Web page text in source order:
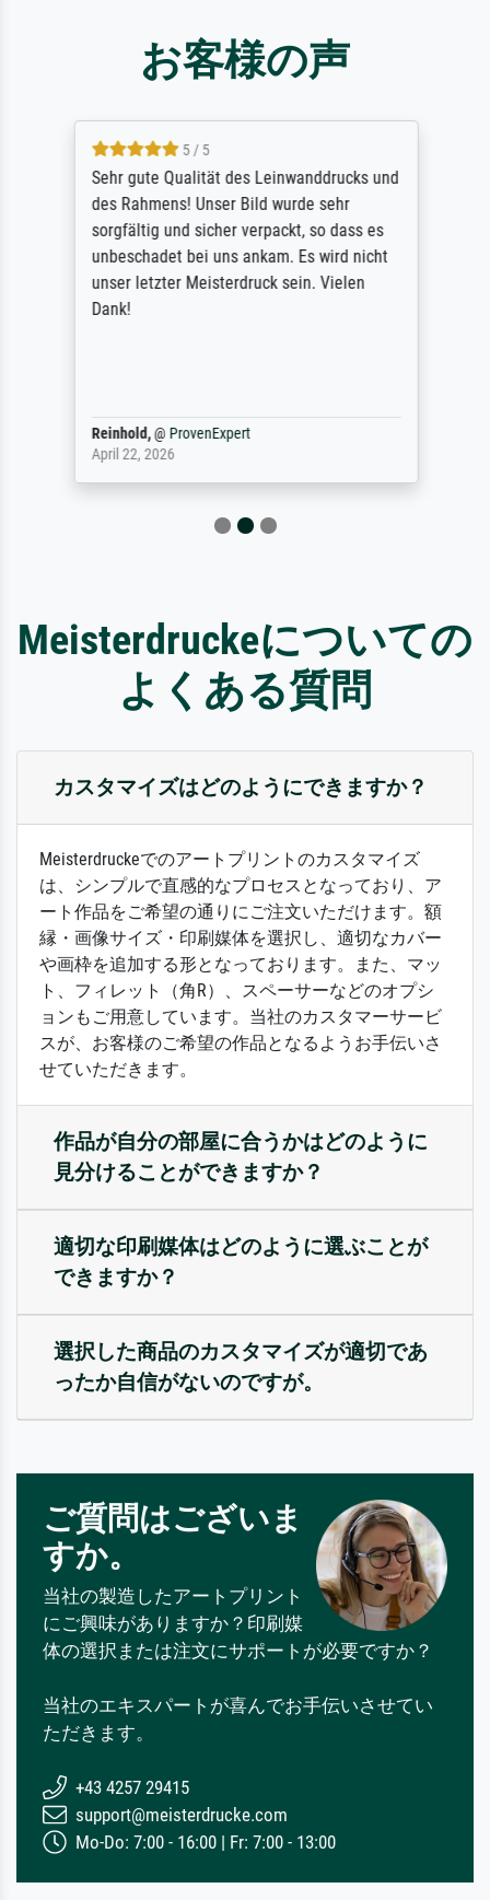
お客様の声
5 / 5
Sehr gute Qualität des Leinwanddrucks und
des Rahmens! Unser Bild wurde sehr
sorgfältig und sicher verpackt, so dass es
unbeschadet bei uns ankam. Es wird nicht
unser letzter Meisterdruck sein. Vielen
Dank!
Reinhold,@ ProvenExpert
April 22, 2026
Meisterdruckeについての
よくある質問
カスタマイズはどのようにできますか？
Meisterdruckeでのアートプリントのカスタマイズ
は、シンプルで直感的なプロセスとなっており、ア
ート作品をご希望の通りにご注文いただけます。額
縁・画像サイズ・印刷媒体を選択し、適切なカバー
や画枠を追加する形となっております。また、マッ
ト、フィレット（角R）、スペーサーなどのオプシ
ョンもご用意しています。当社のカスタマーサービ
スが、お客様のご希望の作品となるようお手伝いさ
せていただきます。
作品が自分の部屋に合うかはどのように
見分けることができますか？
適切な印刷媒体はどのように選ぶことが
できますか？
選択した商品のカスタマイズが適切であ
ったか自信がないのですが。
ご質問はございま
すか。
当社の製造したアートプリント
にご興味がありますか？印刷媒
体の選択または注文にサポートが必要ですか？
当社のエキスパートが喜んでお手伝いさせてい
ただきます。
+43 4257 29415
support@meisterdrucke.com
Mo-Do: 7:00 - 16:00 | Fr: 7:00 - 13:00